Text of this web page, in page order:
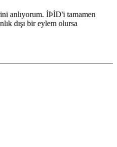
anlıyorum. İÞİD'i tamamen
dışı bir eylem olursa